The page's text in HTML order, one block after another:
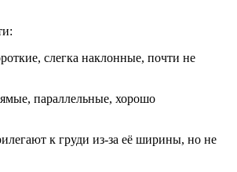
слегка наклонные, почти не
параллельные, хорошо
к груди из-за её ширины, но не